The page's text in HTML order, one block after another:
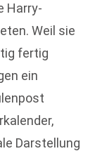
Harry-
Weil sie
fertig
ein
Darstellung